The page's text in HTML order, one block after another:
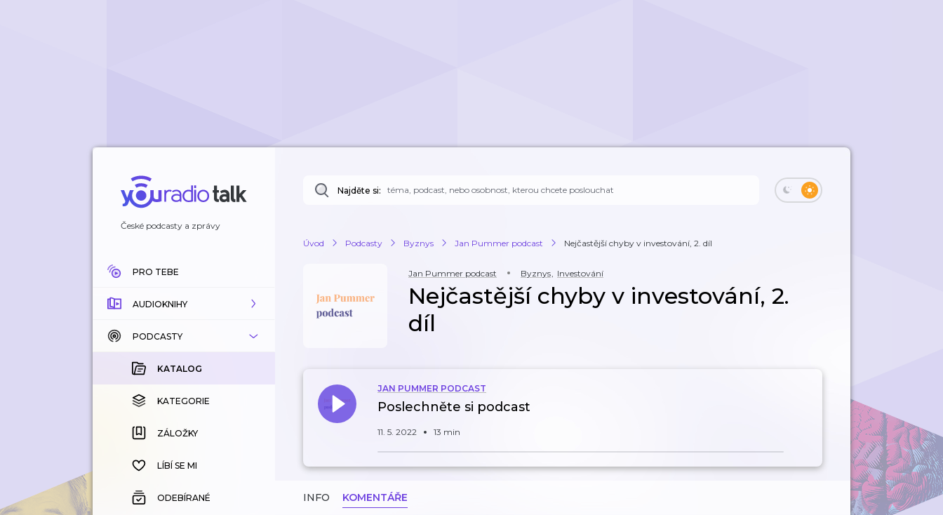
České podcasty a zprávy
PRO TEBE
AUDIOKNIHY
KATALOG
KOUPENÉ
KATEGORIE
ZÁLOŽKY
HISTORIE
PODCASTY
KATALOG
KATEGORIE
ZÁLOŽKY
LÍBÍ SE MI
ODEBÍRANÉ
Najděte si:
Úvod Podcasty Byznys Jan Pummer podcast Nejčastější chyby v investování, 2. díl
Jan Pummer podcast Byznys, Investování
Nejčastější chyby v investování, 2.
díl
JAN PUMMER PODCAST
Poslechněte si podcast
11. 5. 2022 13 min
INFO KOMENTÁŘE